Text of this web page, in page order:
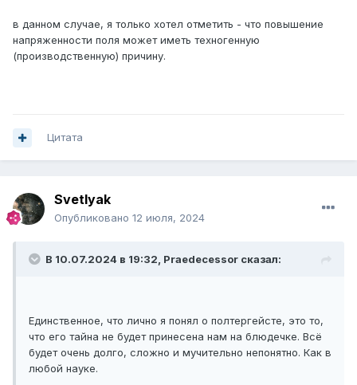
в данном случае, я только хотел отметить - что повышение
напряженности поля может иметь техногенную
(производственную) причину.
Цитата
Svetlyak
Опубликовано 12 июля, 2024
В 10.07.2024 в 19:32, Praedecessor сказал:
Единственное, что лично я понял о полтергейсте, это то,
что его тайна не будет принесена нам на блюдечке. Всё
будет очень долго, сложно и мучительно непонятно. Как в
любой науке.